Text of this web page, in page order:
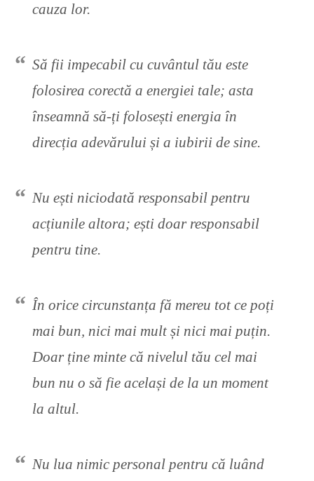
cauza lor.
Să fii impecabil cu cuvântul tău este
folosirea corectă a energiei tale; asta
înseamnă să-ți folosești energia în
direcția adevărului și a iubirii de sine.
Nu ești niciodată responsabil pentru
acțiunile altora; ești doar responsabil
pentru tine.
În orice circunstanța fă mereu tot ce poți
mai bun, nici mai mult și nici mai puțin.
Doar ține minte că nivelul tău cel mai
bun nu o să fie același de la un moment
la altul.
Nu lua nimic personal pentru că luând